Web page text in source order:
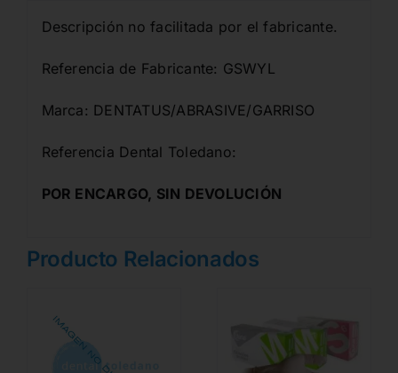
Descripción no facilitada por el fabricante.
Referencia de Fabricante: GSWYL
Marca: DENTATUS/ABRASIVE/GARRISO
Referencia Dental Toledano:
POR ENCARGO, SIN DEVOLUCIÓN
Producto Relacionados